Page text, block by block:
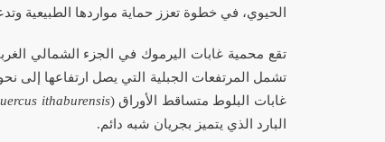
الحيوي، في خطوة تعزز حماية مواردها الطبيعية
تقع محمية غابات اليرموك في الجزء الشمالي
تشمل المرتفعات الجبلية التي يصل ارتفاعها إلى
غابات البلوط متساقط الأوراق ithaburensis)
البارد الذي يتميز بجريان شبه دائم.